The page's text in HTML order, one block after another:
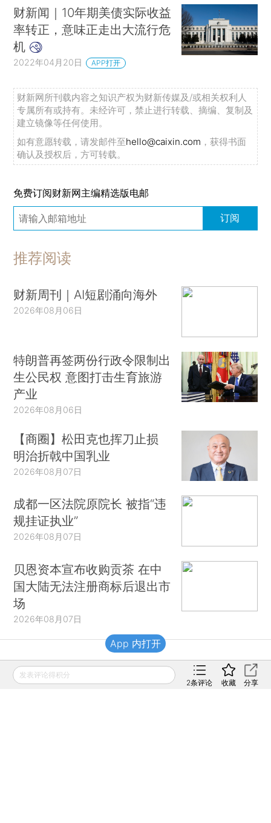
财新闻｜10年期美债实际收益
率转正，意味正走出大流行危
机
2022年04月20日 APP打开
财新网所刊载内容之知识产权为财新传媒及/或相关权利人
专属所有或持有。未经许可，禁止进行转载、摘编、复制及
建立镜像等任何使用。
如有意愿转载，请发邮件至hello@caixin.com ，获得书面
确认及授权后，方可转载。
免费订阅财新网主编精选版电邮
订阅
推荐阅读
财新周刊｜AI短剧涌向海外
2026年08月06日
特朗普再签两份行政令限制出
生公民权 意图打击生育旅游
产业
2026年08月06日
【商圈】松田克也挥刀止损
明治折戟中国乳业
2026年08月07日
成都一区法院原院长 被指“违
规挂证执业”
2026年08月07日
贝恩资本宣布收购贡茶 在中
国大陆无法注册商标后退出市
场
2026年08月07日
财新移动
发表评论得积分
2条评论 收藏 分享
App 内打开